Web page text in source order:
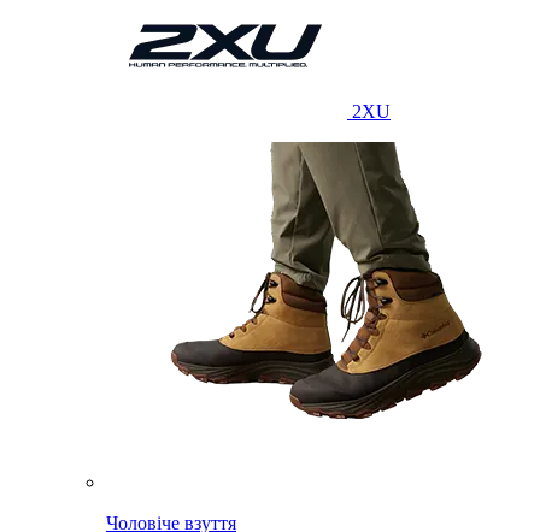
2XU
Чоловіче взуття